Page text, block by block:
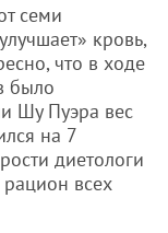
семи
кровь,
что в ходе
было
Шу Пуэра вес
на 7
диетологи
всех